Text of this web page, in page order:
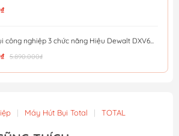
công nghiệp 3 chức năng Hiệu Dewalt DXV6...
5.890.000₫
công nghiệp 3 chức năng Dewalt DXV30SC -...
| Máy Hút Bụi Total | TOTAL